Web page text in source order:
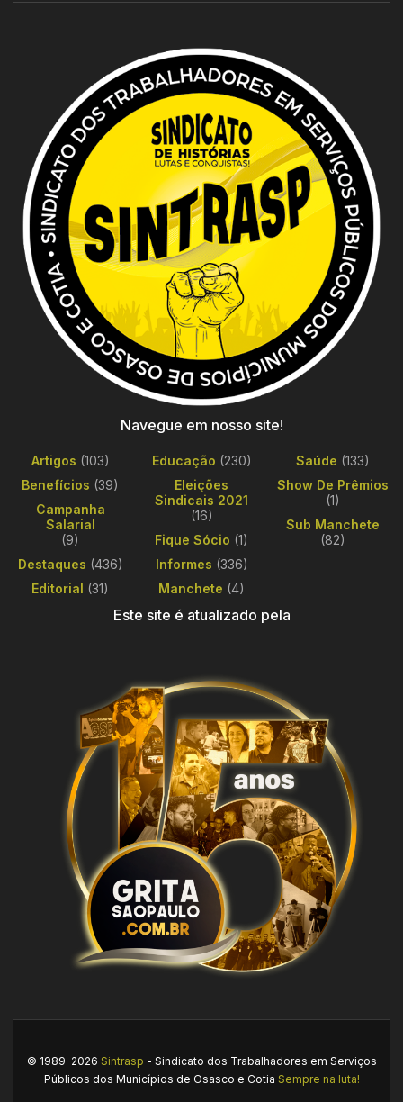
Navegue em nosso site!
Artigos (103)
Benefícios (39)
Campanha
Salarial
(9)
Destaques (436)
Editorial (31)
Educação (230)
Eleições
Sindicais 2021
(16)
Fique Sócio (1)
Informes (336)
Manchete (4)
Saúde (133)
Show De Prêmios
(1)
Sub Manchete
(82)
Este site é atualizado pela
© 1989-2026 Sintrasp - Sindicato dos Trabalhadores em Serviços
Públicos dos Municípios de Osasco e Cotia Sempre na luta!